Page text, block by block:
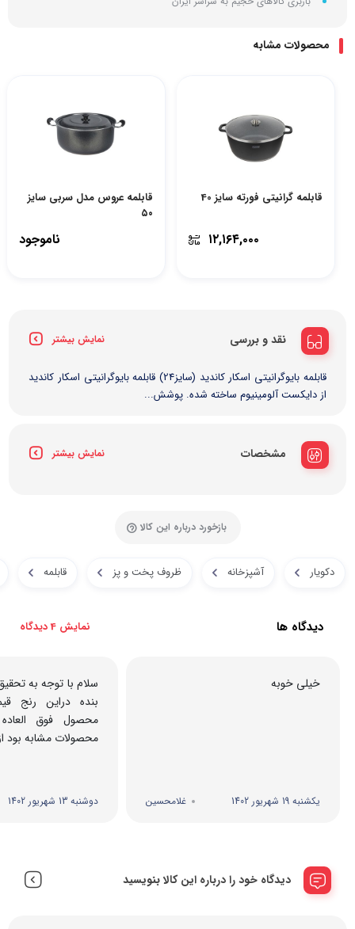
محصولات مشابه
قابلمه گرانیتی فورته سایز 40
۱۲,۱۶۴,۰۰۰
قابلمه عروس مدل سربی سایز
۵۰
ناموجود
نقد و بررسی نمایش بیشتر
قابلمه بایوگرانیتی اسکار کاندید (سایز24) قابلمه بایوگرانیتی اسکار کاندید
از دایکست آلومینیوم ساخته شده. پوشش...
مشخصات نمایش بیشتر
بازخورد درباره این کالا
دکویار آشپزخانه ظروف پخت و پز قابلمه
دیدگاه ها نمایش 4 دیدگاه
خیلی خوبه
یکشنبه 19 شهریور 1402 غلامحسین
سلام با توجه به
بنده دراین رنج
محصول فوق
محصولات مشابه بود
دوشنبه 13 شهریور 1402
دیدگاه خود را درباره این کالا بنویسید